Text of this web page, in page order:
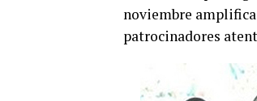
noviembre
patrocinadores